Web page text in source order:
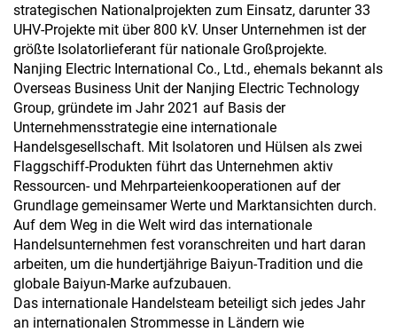
strategischen Nationalprojekten zum Einsatz, darunter 33
UHV-Projekte mit über 800 kV. Unser Unternehmen ist der
größte Isolatorlieferant für nationale Großprojekte.
Nanjing Electric International Co., Ltd., ehemals bekannt als
Overseas Business Unit der Nanjing Electric Technology
Group, gründete im Jahr 2021 auf Basis der
Unternehmensstrategie eine internationale
Handelsgesellschaft. Mit Isolatoren und Hülsen als zwei
Flaggschiff-Produkten führt das Unternehmen aktiv
Ressourcen- und Mehrparteienkooperationen auf der
Grundlage gemeinsamer Werte und Marktansichten durch.
Auf dem Weg in die Welt wird das internationale
Handelsunternehmen fest voranschreiten und hart daran
arbeiten, um die hundertjährige Baiyun-Tradition und die
globale Baiyun-Marke aufzubauen.
Das internationale Handelsteam beteiligt sich jedes Jahr
an internationalen Strommesse in Ländern wie